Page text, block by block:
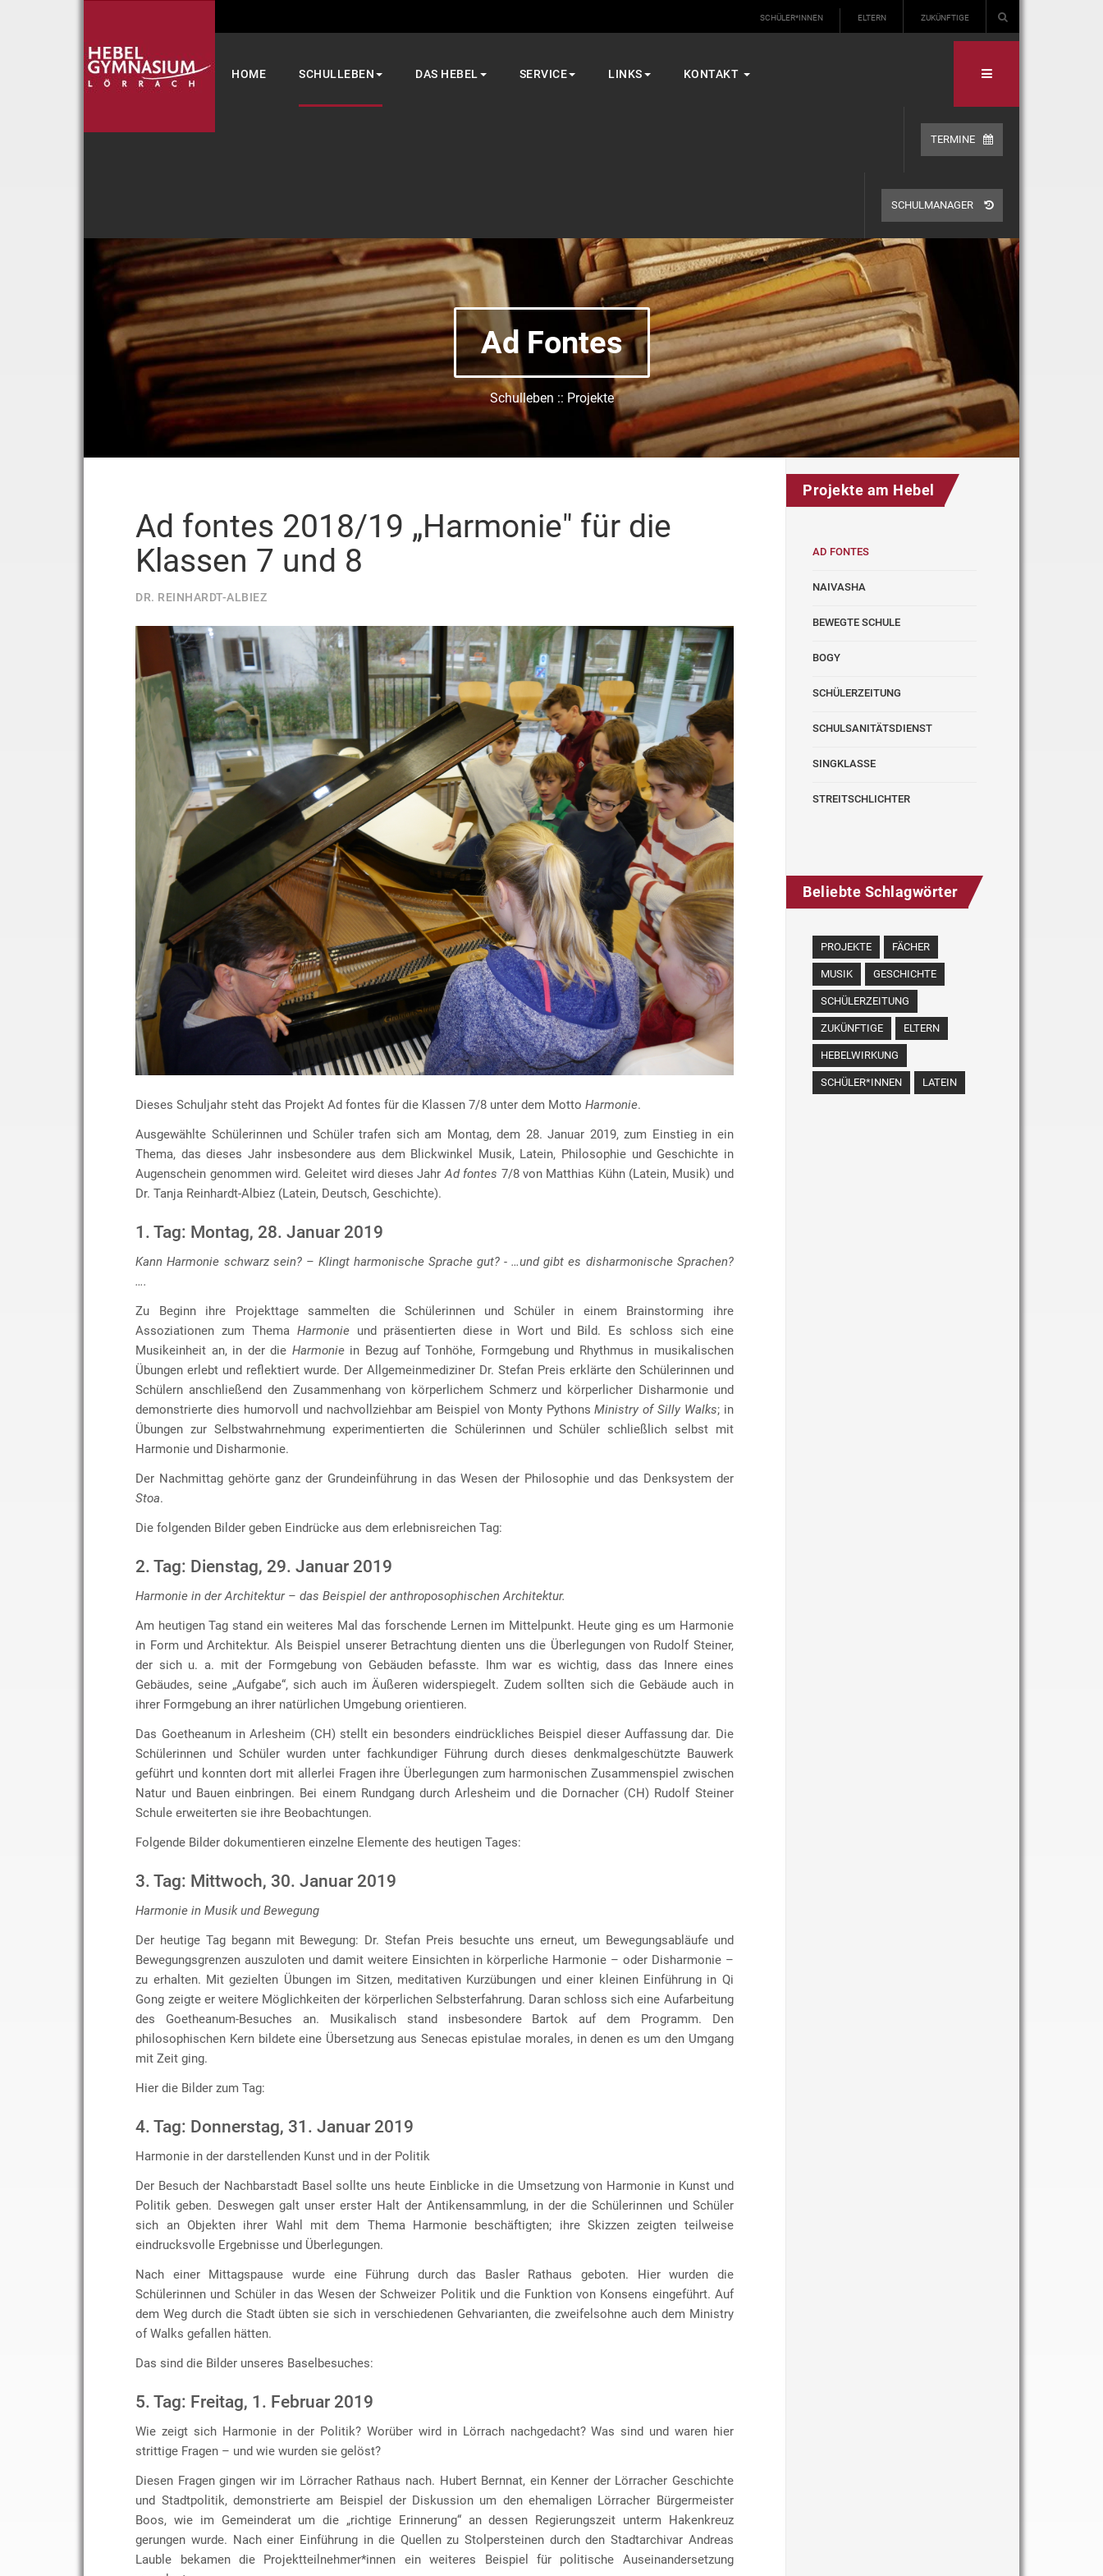
SCHÜLER*INNEN ELTERN ZUKÜNFTIGE
HOME SCHULLEBEN DAS HEBEL SERVICE LINKS KONTAKT
TERMINE
SCHULMANAGER
Ad Fontes
Schulleben :: Projekte
Ad fontes 2018/19 „Harmonie" für die
Klassen 7 und 8
DR. REINHARDT-ALBIEZ
Dieses Schuljahr steht das Projekt Ad fontes für die Klassen 7/8 unter dem MottoHarmonie.
Ausgewählte Schülerinnen und Schüler trafen sich am Montag, dem 28. Januar 2019, zum Einstieg in ein
Thema, das dieses Jahr insbesondere aus dem Blickwinkel Musik, Latein, Philosophie und Geschichte in
Augenschein genommen wird. Geleitet wird dieses Jahr Ad fontes 7/8 von Matthias Kühn (Latein, Musik) und
Dr. Tanja Reinhardt-Albiez (Latein, Deutsch, Geschichte).
1. Tag: Montag, 28. Januar 2019
Kann Harmonie schwarz sein? – Klingt harmonische Sprache gut? - …und gibt es disharmonische Sprachen?
….
Zu Beginn ihre Projekttage sammelten die Schülerinnen und Schüler in einem Brainstorming ihre
Assoziationen zum Thema Harmonieund präsentierten diese in Wort und Bild. Es schloss sich eine
Musikeinheit an, in der die Harmoniein Bezug auf Tonhöhe, Formgebung und Rhythmus in musikalischen
Übungen erlebt und reflektiert wurde. Der Allgemeinmediziner Dr. Stefan Preis erklärte den Schülerinnen und
Schülern anschließend den Zusammenhang von körperlichem Schmerz und körperlicher Disharmonie und
demonstrierte dies humorvoll und nachvollziehbar am Beispiel von Monty PythonsMinistry of Silly Walks; in
Übungen zur Selbstwahrnehmung experimentierten die Schülerinnen und Schüler schließlich selbst mit
Harmonie und Disharmonie.
Der Nachmittag gehörte ganz der Grundeinführung in das Wesen der Philosophie und das Denksystem der
Stoa.
Die folgenden Bilder geben Eindrücke aus dem erlebnisreichen Tag:
2. Tag: Dienstag, 29. Januar 2019
Harmonie in der Architektur – das Beispiel der anthroposophischen Architektur.
Am heutigen Tag stand ein weiteres Mal das forschende Lernen im Mittelpunkt. Heute ging es um Harmonie
in Form und Architektur. Als Beispiel unserer Betrachtung dienten uns die Überlegungen von Rudolf Steiner,
der sich u. a. mit der Formgebung von Gebäuden befasste. Ihm war es wichtig, dass das Innere eines
Gebäudes, seine „Aufgabe“, sich auch im Äußeren widerspiegelt. Zudem sollten sich die Gebäude auch in
ihrer Formgebung an ihrer natürlichen Umgebung orientieren.
Das Goetheanum in Arlesheim (CH) stellt ein besonders eindrückliches Beispiel dieser Auffassung dar. Die
Schülerinnen und Schüler wurden unter fachkundiger Führung durch dieses denkmalgeschützte Bauwerk
geführt und konnten dort mit allerlei Fragen ihre Überlegungen zum harmonischen Zusammenspiel zwischen
Natur und Bauen einbringen. Bei einem Rundgang durch Arlesheim und die Dornacher (CH) Rudolf Steiner
Schule erweiterten sie ihre Beobachtungen.
Folgende Bilder dokumentieren einzelne Elemente des heutigen Tages:
3. Tag: Mittwoch, 30. Januar 2019
Harmonie in Musik und Bewegung
Der heutige Tag begann mit Bewegung: Dr. Stefan Preis besuchte uns erneut, um Bewegungsabläufe und
Bewegungsgrenzen auszuloten und damit weitere Einsichten in körperliche Harmonie – oder Disharmonie –
zu erhalten. Mit gezielten Übungen im Sitzen, meditativen Kurzübungen und einer kleinen Einführung in Qi
Gong zeigte er weitere Möglichkeiten der körperlichen Selbsterfahrung. Daran schloss sich eine Aufarbeitung
des Goetheanum-Besuches an. Musikalisch stand insbesondere Bartok auf dem Programm. Den
philosophischen Kern bildete eine Übersetzung aus Senecas epistulae morales, in denen es um den Umgang
mit Zeit ging.
Hier die Bilder zum Tag:
4. Tag: Donnerstag, 31. Januar 2019
Harmonie in der darstellenden Kunst und in der Politik
Der Besuch der Nachbarstadt Basel sollte uns heute Einblicke in die Umsetzung von Harmonie in Kunst und
Politik geben. Deswegen galt unser erster Halt der Antikensammlung, in der die Schülerinnen und Schüler
sich an Objekten ihrer Wahl mit dem Thema Harmonie beschäftigten; ihre Skizzen zeigten teilweise
eindrucksvolle Ergebnisse und Überlegungen.
Nach einer Mittagspause wurde eine Führung durch das Basler Rathaus geboten. Hier wurden die
Schülerinnen und Schüler in das Wesen der Schweizer Politik und die Funktion von Konsens eingeführt. Auf
dem Weg durch die Stadt übten sie sich in verschiedenen Gehvarianten, die zweifelsohne auch dem Ministry
of Walks gefallen hätten.
Das sind die Bilder unseres Baselbesuches:
5. Tag: Freitag, 1. Februar 2019
Wie zeigt sich Harmonie in der Politik? Worüber wird in Lörrach nachgedacht? Was sind und waren hier
strittige Fragen – und wie wurden sie gelöst?
Diesen Fragen gingen wir im Lörracher Rathaus nach. Hubert Bernnat, ein Kenner der Lörracher Geschichte
und Stadtpolitik, demonstrierte am Beispiel der Diskussion um den ehemaligen Lörracher Bürgermeister
Boos, wie im Gemeinderat um die „richtige Erinnerung“ an dessen Regierungszeit unterm Hakenkreuz
gerungen wurde. Nach einer Einführung in die Quellen zu Stolpersteinen durch den Stadtarchivar Andreas
Lauble bekamen die Projektteilnehmer*innen ein weiteres Beispiel für politische Auseinandersetzung
Projekte am Hebel
AD FONTES
NAIVASHA
BEWEGTE SCHULE
BOGY
SCHÜLERZEITUNG
SCHULSANITÄTSDIENST
SINGKLASSE
STREITSCHLICHTER
Beliebte Schlagwörter
PROJEKTE FÄCHER
MUSIK GESCHICHTE
SCHÜLERZEITUNG
ZUKÜNFTIGE ELTERN
HEBELWIRKUNG
SCHÜLER*INNEN LATEIN